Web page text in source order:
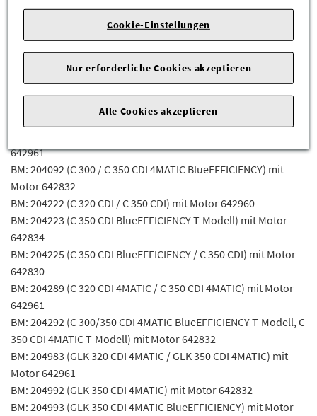
BM: 203020 (C 320 CDI) mit Motor 642910
BM: 203220 (C 320 CDI) mit Motor 642910
BM: 204022 (C 320 CDI / C350 CDI) mit Motor 642960
BM: 204023 (C 350 CDI) mit Motor 642834
BM: 204025 (C 350 CDI BlueEFFICIENCY / C 350 CDI) mit Motor
642961
BM: 204092 (C 300 / C 350 CDI 4MATIC BlueEFFICIENCY) mit
Motor 642832
BM: 204222 (C 320 CDI / C 350 CDI) mit Motor 642960
BM: 204223 (C 350 CDI BlueEFFICIENCY T-Modell) mit Motor
642834
BM: 204225 (C 350 CDI BlueEFFICIENCY / C 350 CDI) mit Motor
642830
BM: 204289 (C 320 CDI 4MATIC / C 350 CDI 4MATIC) mit Motor
642961
BM: 204292 (C 300/350 CDI 4MATIC BlueEFFICIENCY T-Modell, C
350 CDI 4MATIC T-Modell) mit Motor 642832
BM: 204983 (GLK 320 CDI 4MATIC / GLK 350 CDI 4MATIC) mit
Motor 642961
BM: 204992 (GLK 350 CDI 4MATIC) mit Motor 642832
BM: 204993 (GLK 350 CDI 4MATIC BlueEFFICIENCY) mit Motor
Cookie-Einstellungen
Nur erforderliche Cookies akzeptieren
Alle Cookies akzeptieren